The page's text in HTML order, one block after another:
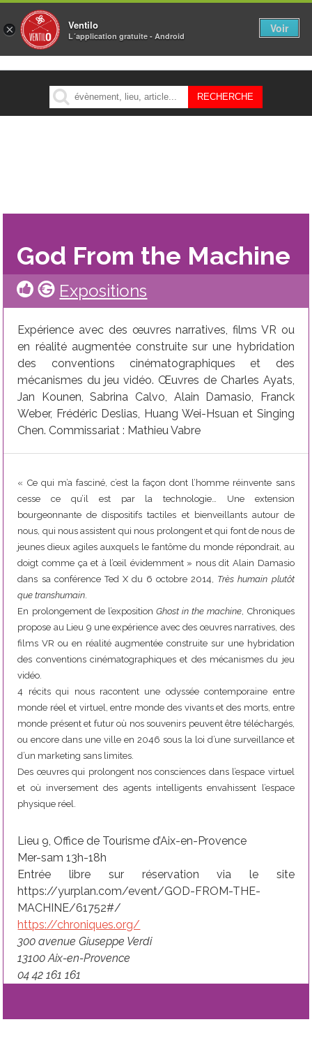
MENU
God From the Machine
Expositions
Expérience avec des œuvres narratives, films VR ou
en réalité augmentée construite sur une hybridation
des conventions cinématographiques et des
mécanismes du jeu vidéo. Œuvres de Charles Ayats,
Jan Kounen, Sabrina Calvo, Alain Damasio, Franck
Weber, Frédéric Deslias, Huang Wei-Hsuan et Singing
Chen. Commissariat : Mathieu Vabre
« Ce qui m’a fasciné, c’est la façon dont l’homme réinvente sans
cesse ce qu’il est par la technologie… Une extension
bourgeonnante de dispositifs tactiles et bienveillants autour de
nous, qui nous assistent qui nous prolongent et qui font de nous de
jeunes dieux agiles auxquels le fantôme du monde répondrait, au
doigt comme ça et à l’œil évidemment » nous dit Alain Damasio
dans sa conférence Ted X du 6 octobre 2014, Très humain plutôt
que transhumain
En prolongement de l’exposition Ghost in the machine , Chroniques
propose au Lieu 9 une expérience avec des œuvres narratives, des
films VR ou en réalité augmentée construite sur une hybridation
des conventions cinématographiques et des mécanismes du jeu
vidéo.
4 récits qui nous racontent une odyssée contemporaine entre
monde réel et virtuel, entre monde des vivants et des morts, entre
monde présent et futur où nos souvenirs peuvent être téléchargés,
ou encore dans une ville en 2046 sous la loi d’une surveillance et
d’un marketing sans limites.
Des œuvres qui prolongent nos consciences dans l’espace virtuel
et où inversement des agents intelligents envahissent l’espace
physique réel.
Lieu 9, Office de Tourisme d’Aix-en-Provence
Mer-sam 13h-18h
Entrée libre sur réservation via le site
https://yurplan.com/event/GOD-FROM-THE-
MACHINE/61752#/
https://chroniques.org/
300 avenue Giuseppe Verdi
13100 Aix-en-Provence
04 42 161 161
× Ventilo
L´application gratuite - Android
Voir